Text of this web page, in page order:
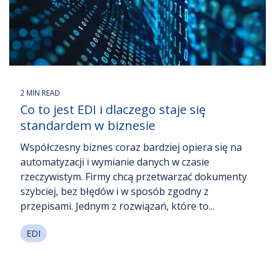
Autoryzacja i cyfrowe podpisywanie
eKatalog
– platforma zarządzania danymi produktowymi (PIM/MDM)
eBOK
- elektroniczne biuro obsługi klienta
eTeczka
- system przechowywania dokumentów pracowniczych
F&B
zauważalnie niższe.
Tomasz Bekasiewicz
IT Manager
2 MIN READ
Co to jest EDI i dlaczego staje się
standardem w biznesie
Współczesny biznes coraz bardziej opiera się na
automatyzacji i wymianie danych w czasie
rzeczywistym. Firmy chcą przetwarzać dokumenty
szybciej, bez błędów i w sposób zgodny z
przepisami. Jednym z rozwiązań, które to...
EDI